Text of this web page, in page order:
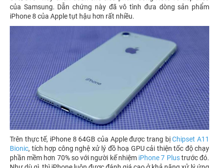
của Samsung. Dẫn chứng này đã vô tình đưa dòng sản phẩm
iPhone 8 của Apple tụt hậu hơn rất nhiều.
Trên thực tế, iPhone 8 64GB của Apple được trang bịChipset A11
Bionic, tích hợp công nghệ xử lý đồ hoạ GPU cải thiện tốc độ chạy
phần mềm hơn 70% so với người kế nhiệm iPhone 7 Plustrước đó.